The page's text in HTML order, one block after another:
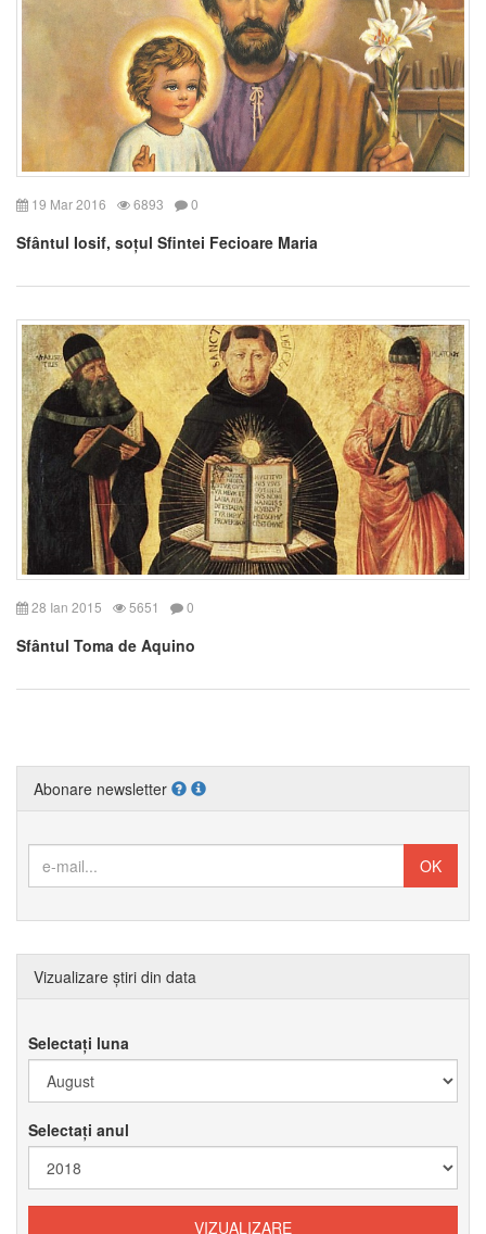
19 Mar 2016 6893 0
Sfântul Iosif, soțul Sfintei Fecioare Maria
28 Ian 2015 5651 0
Sfântul Toma de Aquino
Abonare newsletter
Vizualizare știri din data
Selectați luna
Selectați anul